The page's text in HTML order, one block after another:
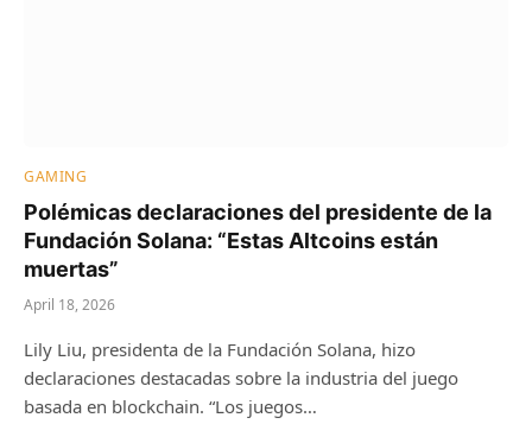
GAMING
Polémicas declaraciones del presidente de la
Fundación Solana: “Estas Altcoins están
muertas”
April 18, 2026
Lily Liu, presidenta de la Fundación Solana, hizo
declaraciones destacadas sobre la industria del juego
basada en blockchain. “Los juegos…